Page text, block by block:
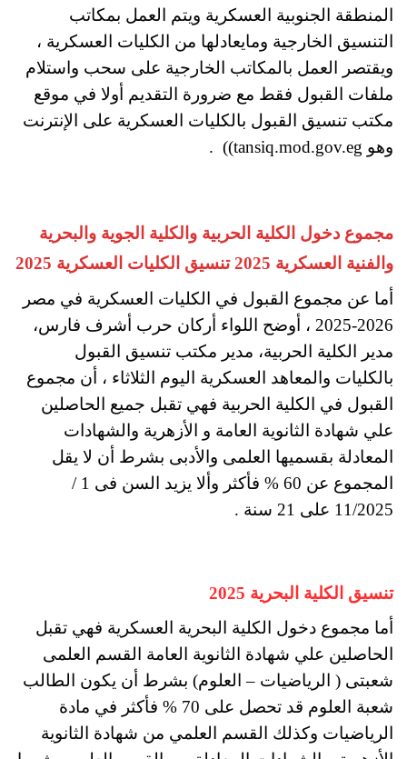
المنطقة الجنوبية العسكرية ويتم العمل بمكاتب
التنسيق الخارجية ومايعادلها من الكليات العسكرية ،
ويقتصر العمل بالمكاتب الخارجية على سحب واستلام
ملفات القبول فقط مع ضرورة التقديم أولا في موقع
مكتب تنسيق القبول بالكليات العسكرية على الإنترنت
وهو tansiq.mod.gov.eg)) .
مجموع دخول الكلية الحربية والكلية الجوية والبحرية
والفنية العسكرية 2025 تنسيق الكليات العسكرية 2025
أما عن مجموع القبول في الكليات العسكرية في مصر
2026-2025 ، أوضح اللواء أركان حرب أشرف فارس،
مدير الكلية الحربية، مدير مكتب تنسيق القبول
بالكليات والمعاهد العسكرية اليوم الثلاثاء ، أن مجموع
القبول في الكلية الحربية فهي تقبل جميع الحاصلين
علي شهادة الثانوية العامة و الأزهرية والشهادات
المعادلة بقسميها العلمى والأدبى بشرط أن لا يقل
المجموع عن 60 % فأكثر وألا يزيد السن فى 1 /
11/2025 على 21 سنة .
تنسيق الكلية البحرية 2025
أما مجموع دخول الكلية البحرية العسكرية فهي تقبل
الحاصلين علي شهادة الثانوية العامة القسم العلمى
شعبتى ( الرياضيات – العلوم) بشرط أن يكون الطالب
شعبة العلوم قد تحصل على 70 % فأكثر في مادة
الرياضيات وكذلك القسم العلمي من شهادة الثانوية